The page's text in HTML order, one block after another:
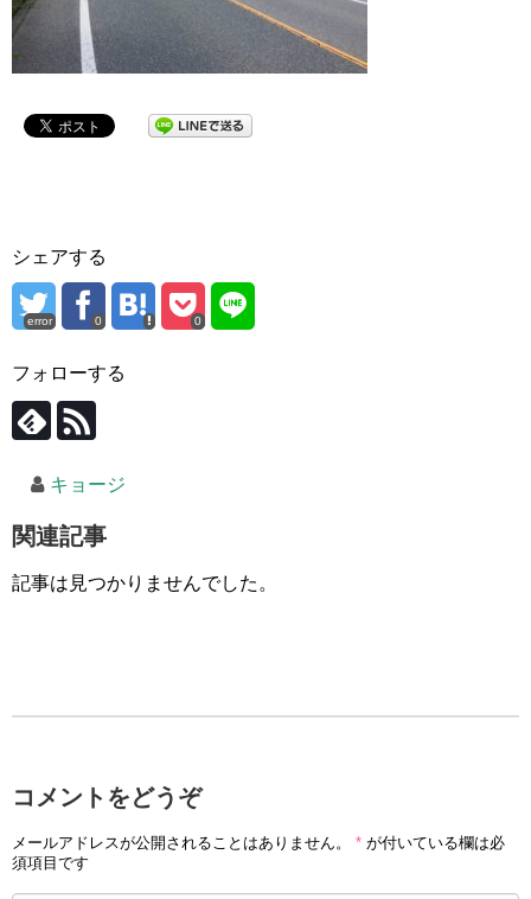
シェアする
error 0 0
フォローする
キョージ
関連記事
記事は見つかりませんでした。
コメントをどうぞ
メールアドレスが公開されることはありません。 * が付いている欄は必
須項目です